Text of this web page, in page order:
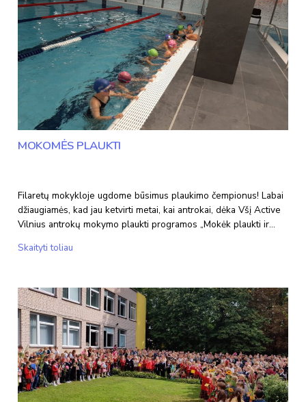
MOKOMĖS PLAUKTI
Filaretų mokykloje ugdome būsimus plaukimo čempionus! Labai
džiaugiamės, kad jau ketvirti metai, kai antrokai, dėka Všį Active
Vilnius antrokų mokymo plaukti programos „Mokėk plaukti ir…
Skaityti toliau